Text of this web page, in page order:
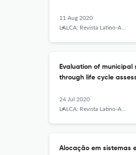
11 Aug 2020
LALCA: Revista Latino-Americana em Avaliação do Ciclo de Vida
Evaluation of
through life cycle
24 Jul 2020
LALCA: Revista Latino-Americana em Avaliação do Ciclo de Vida
Alocação em sistemas